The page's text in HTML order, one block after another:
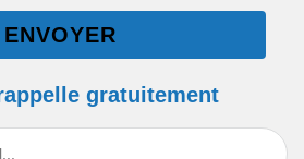
gratuitement